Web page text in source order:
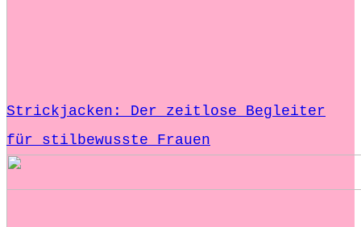
Strickjacken: Der zeitlose Begleiter
für stilbewusste Frauen